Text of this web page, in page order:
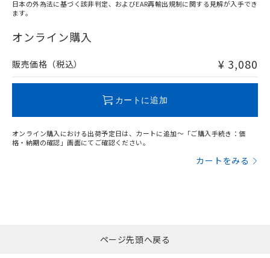
在庫等で未対応品が混在する可能性があります。
問い合わせください。
日本の外為法に基づく該非判定、およびEAR再輸出規制に関する見解が入手でき
ます。
オンライン購入
販売価格（税込） ¥ 3,080
カートに追加
オンライン購入における出荷予定日は、カートに追加～「ご購入手続き：価
格・納期の確認」画面にてご確認ください。
カートをみる
ページ先頭へ戻る